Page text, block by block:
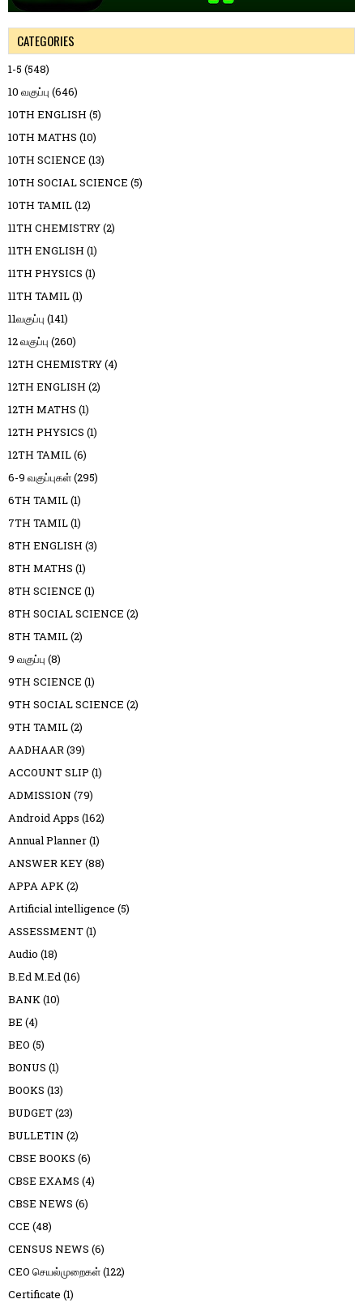
CATEGORIES
1-5 (548)
10 வகுப்பு (646)
10TH ENGLISH (5)
10TH MATHS (10)
10TH SCIENCE (13)
10TH SOCIAL SCIENCE (5)
10TH TAMIL(12)
11TH CHEMISTRY(2)
11TH ENGLISH (1)
11TH PHYSICS (1)
11TH TAMIL(1)
11வகுப்பு (141)
12 வகுப்பு (260)
12TH CHEMISTRY(4)
12TH ENGLISH (2)
12TH MATHS (1)
12TH PHYSICS (1)
12TH TAMIL(6)
6-9 வகுப்புகள்(295)
6TH TAMIL(1)
7TH TAMIL(1)
8TH ENGLISH (3)
8TH MATHS (1)
8TH SCIENCE (1)
8TH SOCIAL SCIENCE (2)
8TH TAMIL(2)
9 வகுப்பு (8)
9TH SCIENCE (1)
9TH SOCIAL SCIENCE (2)
9TH TAMIL(2)
AADHAAR(39)
ACCOUNT SLIP (1)
ADMISSION (79)
Android Apps (162)
Annual Planner(1)
ANSWER KEY(88)
APPA APK(2)
Artificial intelligence (5)
ASSESSMENT(1)
Audio (18)
B.Ed M.Ed(16)
BANK(10)
BE (4)
BEO (5)
BONUS (1)
BOOKS (13)
BUDGET(23)
BULLETIN (2)
CBSE BOOKS (6)
CBSE EXAMS (4)
CBSE NEWS (6)
CCE (48)
CENSUS NEWS (6)
CEO செயல்முறைகள்(122)
Certificate (1)